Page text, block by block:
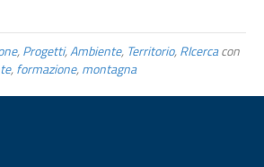
,Progetti,Ambiente, Territorio,RIcercacon
,formazione,montagna